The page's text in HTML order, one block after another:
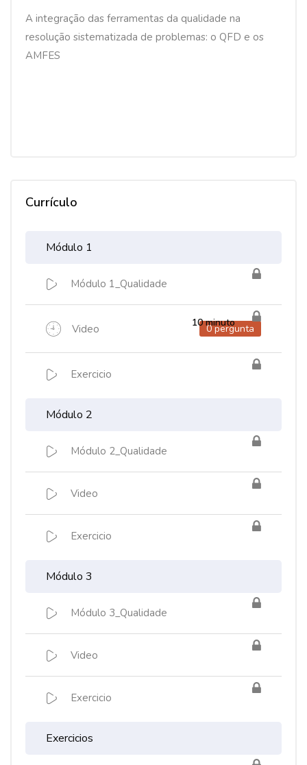
A integração das ferramentas da qualidade na
resolução sistematizada de problemas: o QFD e os
AMFES
Currículo
Módulo 1
Módulo 1_Qualidade
Video 0 pergunta
10 minuto
Exercicio
Módulo 2
Módulo 2_Qualidade
Video
Exercicio
Módulo 3
Módulo 3_Qualidade
Video
Exercicio
Exercicios